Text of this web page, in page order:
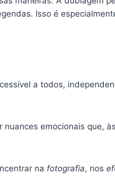
Isso é
a todos,
emocionais que,
na fotografia, nos